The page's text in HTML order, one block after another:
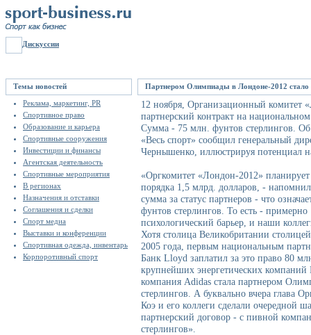
Дискуссии
Темы новостей
Реклама, маркетинг, PR
Спортивное право
Образование и карьера
Спортивные сооружения
Инвестиции и финансы
Агентская деятельность
Спортивные мероприятия
В регионах
Назначения и отставки
Соглашения и сделки
Спорт медиа
Выставки и конференции
Спортивная одежда, инвентарь
Корпоротивный спорт
Партнером Олимпиады в Лондоне-2012 стало
12 ноября, Организационный комитет
партнерский контракт на
Сумма - 75 млн. фунтов стерлингов.
«Весь спорт» сообщил генеральный
Чернышенко, иллюстрируя потенциал
«Оргкомитет «Лондон-2012»
порядка 1,5 млрд. долларов, -
сумма за статус партнеров - что
фунтов стерлингов. То есть -
психологический барьер, и наши
Хотя столица Великобритании
2005 года, первым национальным
Банк Lloyd заплатил за это право 80
крупнейших энергетических
компания Adidas стала партнером
стерлингов. А буквально вчера глава
Коэ и его коллеги сделали очередной
партнерский договор - с пивной
стерлингов».